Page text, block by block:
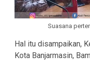
Suasana
Hal itu disampaikan,
Kota Banjarmasin,